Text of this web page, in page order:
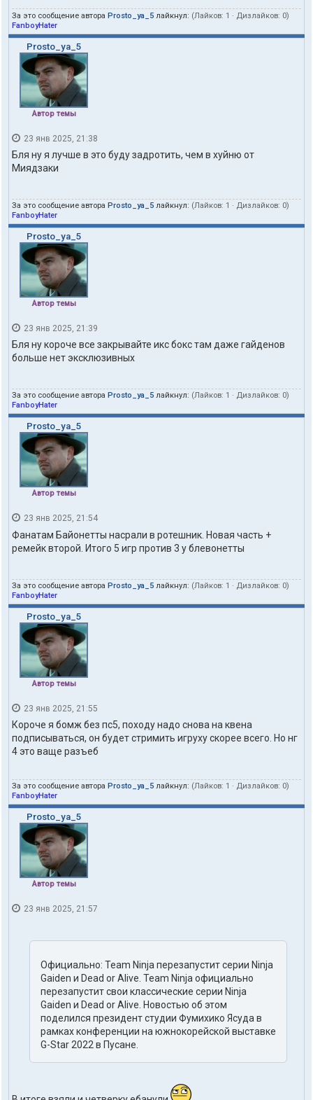
За это сообщение автора Prosto_ya_5 лайкнул: (Лайков: 1 · Дизлайков: 0)
FanboyHater
Prosto_ya_5
Автор темы
23 янв 2025, 21:38
Бля ну я лучше в это буду задротить, чем в хуйню от
Миядзаки
За это сообщение автора Prosto_ya_5 лайкнул: (Лайков: 1 · Дизлайков: 0)
FanboyHater
Prosto_ya_5
Автор темы
23 янв 2025, 21:39
Бля ну короче все закрывайте икс бокс там даже гайденов
больше нет эксклюзивных
За это сообщение автора Prosto_ya_5 лайкнул: (Лайков: 1 · Дизлайков: 0)
FanboyHater
Prosto_ya_5
Автор темы
23 янв 2025, 21:54
Фанатам Байонетты насрали в ротешник. Новая часть +
ремейк второй. Итого 5 игр против 3 у блевонетты
За это сообщение автора Prosto_ya_5 лайкнул: (Лайков: 1 · Дизлайков: 0)
FanboyHater
Prosto_ya_5
Автор темы
23 янв 2025, 21:55
Короче я бомж без пс5, походу надо снова на квена
подписываться, он будет стримить игруху скорее всего. Но нг
4 это ваще разъеб
За это сообщение автора Prosto_ya_5 лайкнул: (Лайков: 1 · Дизлайков: 0)
FanboyHater
Prosto_ya_5
Автор темы
23 янв 2025, 21:57
Официально: Team Ninja перезапустит серии Ninja
Gaiden и Dead or Alive. Team Ninja официально
перезапустит свои классические серии Ninja
Gaiden и Dead or Alive. Новостью об этом
поделился президент студии Фумихико Ясуда в
рамках конференции на южнокорейской выставке
G-Star 2022 в Пусане.